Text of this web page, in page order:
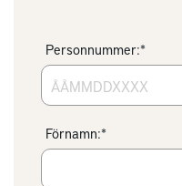
Personnummer:*
Förnamn:*